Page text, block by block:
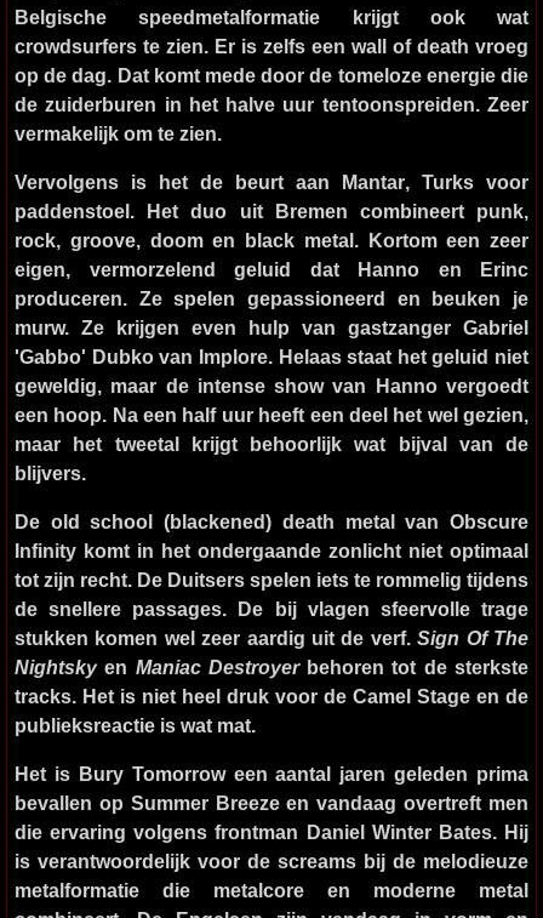
Belgische speedmetalformatie krijgt ook wat
crowdsurfers te zien. Er is zelfs een wall of death vroeg
op de dag. Dat komt mede door de tomeloze energie die
de zuiderburen in het halve uur tentoonspreiden. Zeer
vermakelijk om te zien.
Vervolgens is het de beurt aan Mantar, Turks voor
paddenstoel. Het duo uit Bremen combineert punk,
rock, groove, doom en black metal. Kortom een zeer
eigen, vermorzelend geluid dat Hanno en Erinc
produceren. Ze spelen gepassioneerd en beuken je
murw. Ze krijgen even hulp van gastzanger Gabriel
'Gabbo' Dubko van Implore. Helaas staat het geluid niet
geweldig, maar de intense show van Hanno vergoedt
een hoop. Na een half uur heeft een deel het wel gezien,
maar het tweetal krijgt behoorlijk wat bijval van de
blijvers.
De old school (blackened) death metal van Obscure
Infinity komt in het ondergaande zonlicht niet optimaal
tot zijn recht. De Duitsers spelen iets te rommelig tijdens
de snellere passages. De bij vlagen sfeervolle trage
stukken komen wel zeer aardig uit de verf.Sign Of The
Nightskyen Maniac Destroyerbehoren tot de sterkste
tracks. Het is niet heel druk voor de Camel Stage en de
publieksreactie is wat mat.
Het is Bury Tomorroween aantal jaren geleden prima
bevallen op Summer Breeze en vandaag overtreft men
die ervaring volgens frontman Daniel Winter Bates. Hij
is verantwoordelijk voor de screams bij de melodieuze
metalformatie die metalcore en moderne metal